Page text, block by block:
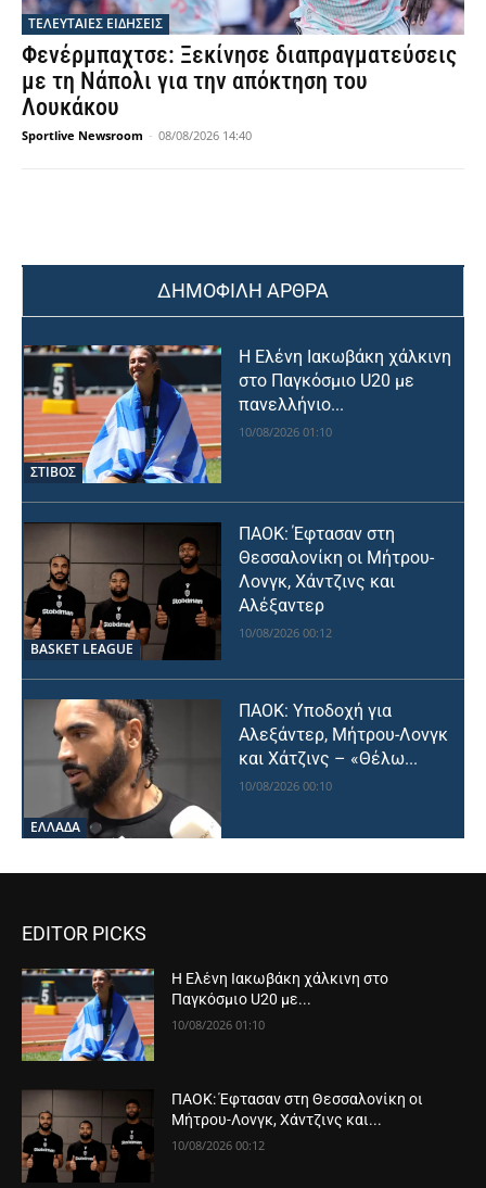
ΤΕΛΕΥΤΑΙΕΣ ΕΙΔΗΣΕΙΣ
Φενέρμπαχτσε: Ξεκίνησε διαπραγματεύσεις
με τη Νάπολι για την απόκτηση του
Λουκάκου
Sportlive Newsroom - 08/08/2026 14:40
ΔΗΜΟΦΙΛΗ ΑΡΘΡΑ
ΣΤΙΒΟΣ
Η Ελένη Ιακωβάκη χάλκινη
στο Παγκόσμιο U20 με
πανελλήνιο...
10/08/2026 01:10
BASKET LEAGUE
ΠΑΟΚ: Έφτασαν στη
Θεσσαλονίκη οι Μήτρου-
Λονγκ, Χάντζινς και
Αλέξαντερ
10/08/2026 00:12
ΕΛΛΑΔΑ
ΠΑΟΚ: Υποδοχή για
Αλεξάντερ, Μήτρου-Λονγκ
και Χάτζινς – «Θέλω...
10/08/2026 00:10
EDITOR PICKS
Η Ελένη Ιακωβάκη χάλκινη στο
Παγκόσμιο U20 με...
10/08/2026 01:10
ΠΑΟΚ: Έφτασαν στη Θεσσαλονίκη οι
Μήτρου-Λονγκ, Χάντζινς και...
10/08/2026 00:12